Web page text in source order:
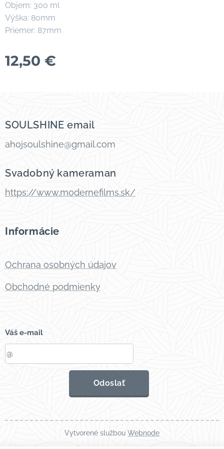
Objem: 300 ml
Výška: 80mm
Priemer: 87mm
12,50 €
SOULSHINE email
ahojsoulshine@gmail.com
Svadobný kameraman
https://www.modernefilms.sk/
Informácie
Ochrana osobných údajov
Obchodné podmienky
Váš e-mail
Odoslať
Vytvorené službou Webnode